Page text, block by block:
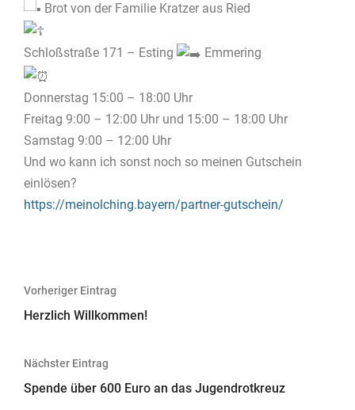
Brot von der Familie Kratzer aus Ried
Schloßstraße 171 – Esting Emmering
Donnerstag 15:00 – 18:00 Uhr
Freitag 9:00 – 12:00 Uhr und 15:00 – 18:00 Uhr
Samstag 9:00 – 12:00 Uhr
Und wo kann ich sonst noch so meinen Gutschein
einlösen?
https://meinolching.bayern/partner-gutschein/
Beitragsnavigation
Vorheriger Eintrag
Herzlich Willkommen!
Nächster Eintrag
Spende über 600 Euro an das Jugendrotkreuz